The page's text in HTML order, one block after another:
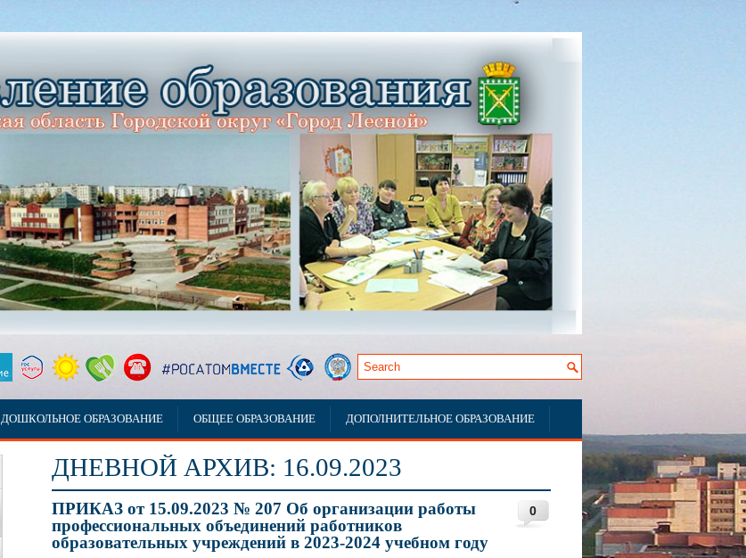
ДОШКОЛЬНОЕ ОБРАЗОВАНИЕ ОБЩЕЕ ОБРАЗОВАНИЕ ДОПОЛНИТЕЛЬНОЕ ОБРАЗОВАНИЕ
ДНЕВНОЙ АРХИВ: 16.09.2023
0
ПРИКАЗ от 15.09.2023 № 207 Об организации работы
профессиональных объединений работников
образовательных учреждений в 2023-2024 учебном году